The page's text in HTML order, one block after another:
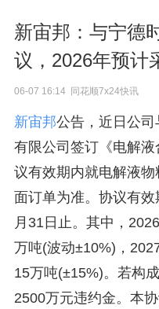
新宙邦：与宁德
议，2026年预计
06-07 16:14 同花顺7x24快讯
新宙邦公告，近日公司
有限公司签订《电解
议有效期内就电解液
面订单为准。协议有
月31日止。其中，
万吨(波动±10%)，
15万吨(±15%)。若构
2500万元违约金。本